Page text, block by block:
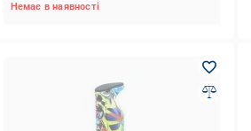
Немає в наявності